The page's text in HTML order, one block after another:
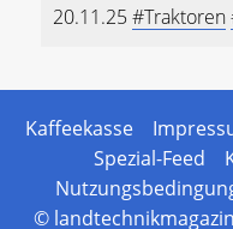
20.11.25#Traktoren
Kaffeekasse
Spezial-Feed
©